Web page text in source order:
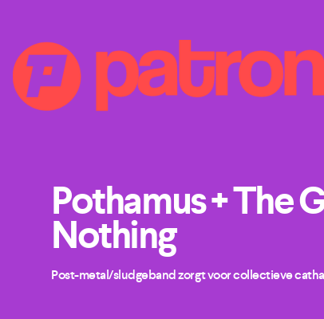
Pothamus + The
Nothing
Post-metal/sludgeband zorgt voor collectieve